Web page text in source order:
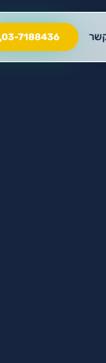
03-7188436